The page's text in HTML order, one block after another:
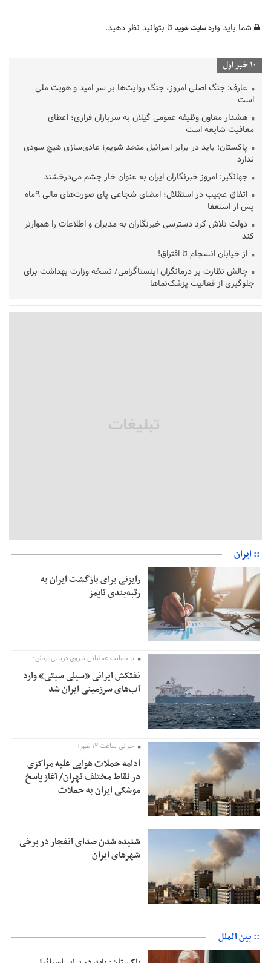
شما باید وارد سایت شوید تا بتوانید نظر دهید.
10 خبر اول
عارف: جنگ اصلی امروز، جنگ روایت‌ها بر سر امید و هویت ملی
است
هشدار معاون وظیفه عمومی گیلان به سربازان فراری؛ اعطای
معافیت شایعه است
پاکستان: باید در برابر اسرائیل متحد شویم؛ عادی‌سازی هیچ سودی
ندارد
جهانگیر: امروز خبرنگاران ایران به عنوان خار چشم می‌درخشند
اتفاق عجیب در استقلال؛ امضای شجاعی پای صورت‌های مالی ٩ماه
پس از استعفا
دولت تلاش کرد دسترسی خبرنگاران به مدیران و اطلاعات را هموارتر
کند
از خیابان انسجام تا افتراق!
چالش نظارت بر درمانگران اینستاگرامی/ نسخه وزارت بهداشت برای
جلوگیری از فعالیت پزشک‌نماها
امیر اکرمی‌نیا: ارتش کاملاً آماده است
:: ایران
رایزنی برای بازگشت ایران به
رتبه‌بندی تایمز
با حمایت عملیاتی نیروی دریایی ارتش؛
نفتکش ایرانی «سیلی سیتی» وارد
آب‌های سرزمینی ایران شد
حوالی ساعت ۱۲ ظهر؛
ادامه حملات هوایی علیه مراکزی
در نقاط مختلف تهران/ آغاز پاسخ
موشکی ایران به حملات
شنیده شدن صدای انفجار در برخی
شهرهای ایران
:: بین الملل